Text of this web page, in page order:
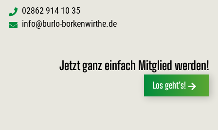
02862 914 10 35
info@burlo-borkenwirthe.de
Jetzt ganz einfach Mitglied werden!
Los geht’s!